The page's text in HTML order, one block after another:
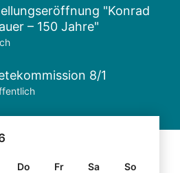
"Konrad
– 150 Jahre"
8/1
Do Fr Sa
So